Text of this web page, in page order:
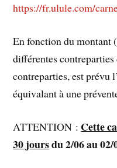
https://fr.ulule.com/
En fonction du montant
différentes contreparties
contreparties, est prévu
équivalant à une
ATTENTION : Cette
30 joursdu 2/06 au 02/